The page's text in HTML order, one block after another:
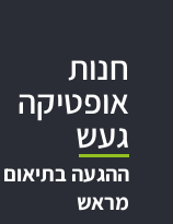
חנות
אופטיקה
געש
ההגעה בתיאום
מראש